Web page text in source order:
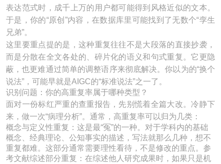
表达范式时，成千上万的用户都可能得到风格近似的文本。
于是，你的“原创”内容，在数据库里可能找到了无数个“孪生
兄弟”。
这里要重点提的是，这种重复往往不是大段落的直接抄袭，
而是分散在全文各处的、碎片化的语义和句式重复。它更隐
蔽，也更难通过简单的调整语序来彻底解决。你以为的“换个
说法”，可能早就是AIGC的“标准说法”之一了。
识别问题：你的高重复率属于哪种类型？
面对一份标红严重的查重报告，先别慌着全篇大改。冷静下
来，做一次“病理分析”。通常，高重复率可以归为几类：
概念与定义性重复：这是最“冤”的一种。对于学科内的基础
概念、经典理论、公知事实的描述，写法就那么几种，想不
重复都难。这部分通常需要理性看待，不是修改的重点。参
考文献综述部分重复：在综述他人研究成果时，如果只是机